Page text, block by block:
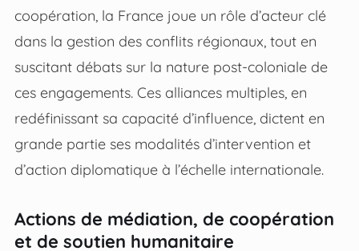
coopération, la France joue un rôle d’acteur clé
dans la gestion des conflits régionaux, tout en
suscitant débats sur la nature post-coloniale de
ces engagements. Ces alliances multiples, en
redéfinissant sa capacité d’influence, dictent en
grande partie ses modalités d’intervention et
d’action diplomatique à l’échelle internationale.
Actions de médiation, de coopération
et de soutien humanitaire